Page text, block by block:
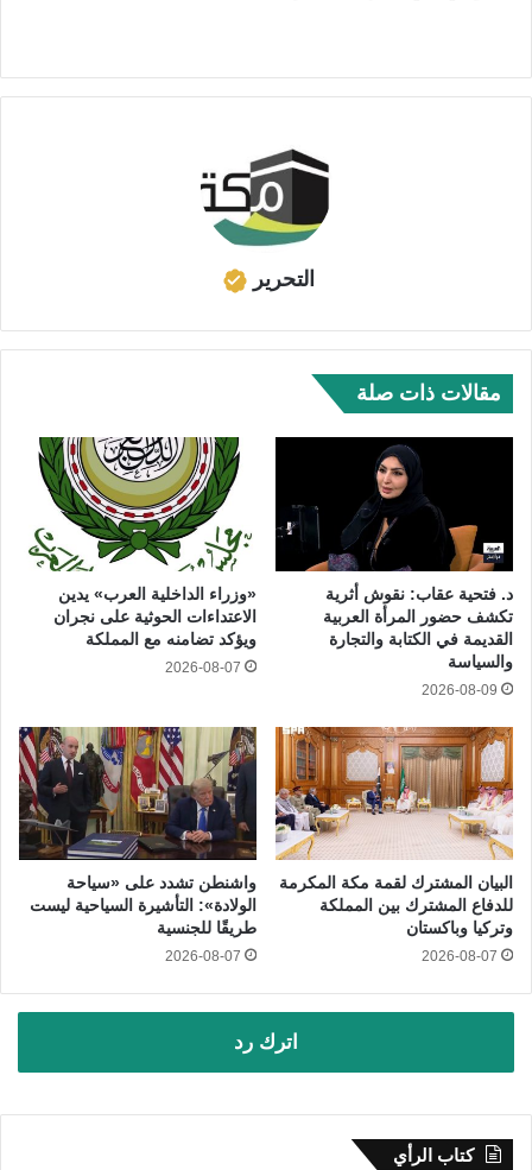
التحرير
مقالات ذات صلة
د. فتحية عقاب: نقوش أثرية
تكشف حضور المرأة العربية
القديمة في الكتابة والتجارة
والسياسة
2026-08-09
«وزراء الداخلية العرب» يدين
الاعتداءات الحوثية على نجران
ويؤكد تضامنه مع المملكة
2026-08-07
البيان المشترك لقمة مكة المكرمة
للدفاع المشترك بين المملكة
وتركيا وباكستان
2026-08-07
واشنطن تشدد على «سياحة
الولادة»: التأشيرة السياحية ليست
طريقًا للجنسية
2026-08-07
اترك رد
كتاب الرأي